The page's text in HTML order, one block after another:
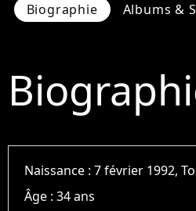
Biographie Albums &
Naissance :7 février 1992,
Âge :34 ans